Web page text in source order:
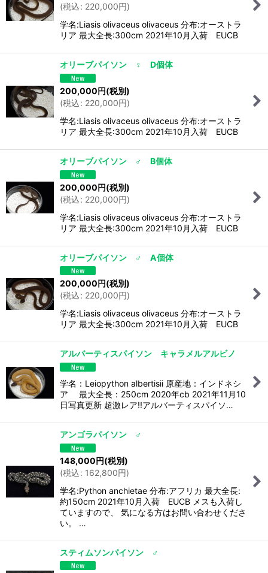
(税込: 220,000円)
学名:Liasis olivaceus olivaceus 分布:オーストラ
リア 最大全長:300cm 2021年10月入荷 EUCB
オリーブパイソン ♀ D個体
200,000円(税別)
(税込: 220,000円)
学名:Liasis olivaceus olivaceus 分布:オーストラ
リア 最大全長:300cm 2021年10月入荷 EUCB
オリーブパイソン ♂ B個体
200,000円(税別)
(税込: 220,000円)
学名:Liasis olivaceus olivaceus 分布:オーストラ
リア 最大全長:300cm 2021年10月入荷 EUCB
オリーブパイソン ♂ A個体
200,000円(税別)
(税込: 220,000円)
学名:Liasis olivaceus olivaceus 分布:オーストラ
リア 最大全長:300cm 2021年10月入荷 EUCB
アルバーティスパイソン キャラメルアルビノ
学名：Leiopython albertisii 原産地：インドネシ
ア 最大全長：250cm 2020年cb 2021年11月10
日写真更新 超激レア!!アルバーティスパイソ…
アンゴラパイソン ♂
148,000円(税別)
(税込: 162,800円)
学名:Python anchietae 分布:アフリカ 最大全長:
約150cm 2021年10月入荷 EUCB メスも入荷し
ていますので、 気になる方はお問い合わせくださ
い。 …
スティムソンパイソン ♂